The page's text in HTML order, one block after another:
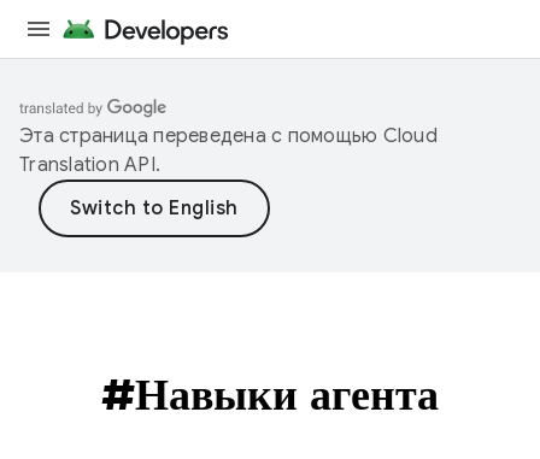
Эта страница переведена с помощью Cloud
Translation API.
#Навыки агента